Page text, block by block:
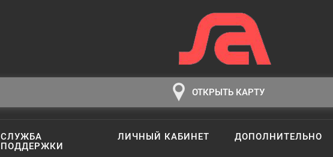
ОТКРЫТЬ КАРТУ
СЛУЖБА
ПОДДЕРЖКИ
ЛИЧНЫЙ КАБИНЕТ ДОПОЛНИТЕЛЬНО